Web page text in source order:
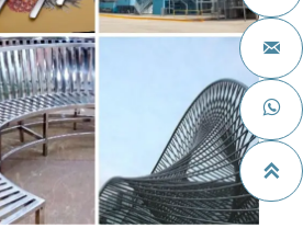


